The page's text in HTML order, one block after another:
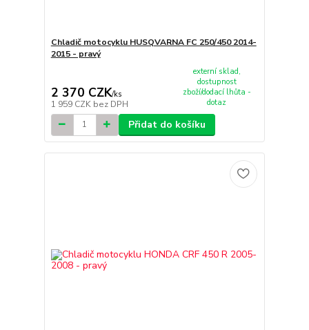
Chladič motocyklu HUSQVARNA FC 250/450 2014-
2015 - pravý
2 370 CZK/ks
1 959 CZK bez DPH
externí sklad,
dostupnost
zboží/dodací lhůta -
dotaz
Přidat do košíku